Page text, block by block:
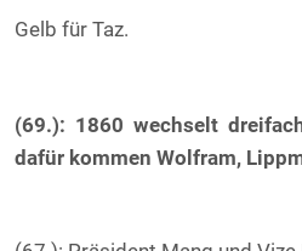
Gelb für Taz.
(69.): 1860 wechselt
dafür kommen Wolfram,